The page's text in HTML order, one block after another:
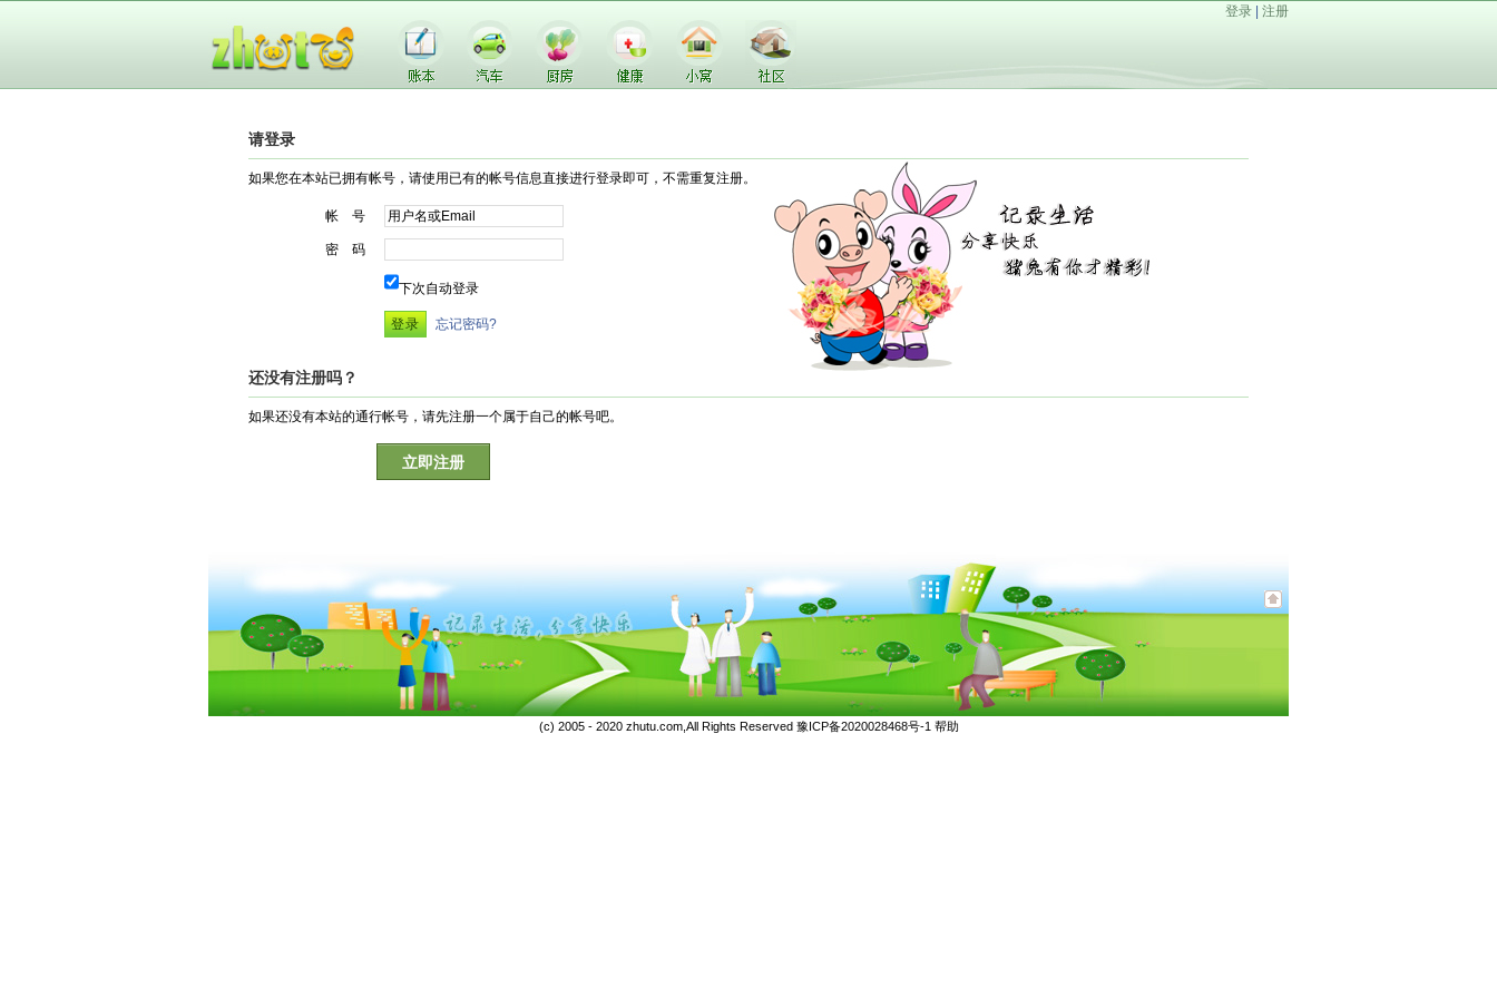
登录 注册
请登录
如果您在本站已拥有帐号，请使用已有的帐号信息直接进行登录即可，不需重复注册。
帐 号
密 码
下次自动登录
忘记密码?
还没有注册吗？
如果还没有本站的通行帐号，请先注册一个属于自己的帐号吧。
立即注册
(c) 2005 - 2020 zhutu.com,All Rights Reserved 豫ICP备2020028468号-1 帮助